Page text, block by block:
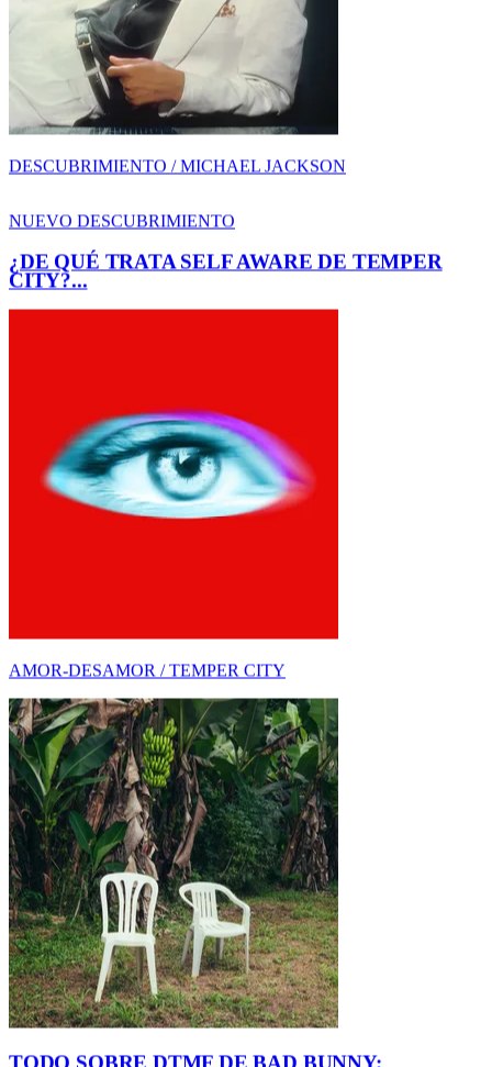
¿DE QUÉ TRATA SELF AWARE DE TEMPER
CITY?...
AMOR-DESAMOR / TEMPER CITY
TODO SOBRE DTMF DE BAD BUNNY:
ANÁLISIS D...
AMOR-DESAMOR / BAD BUNNY
NUEVO DESCUBRIMIENTO
LA HISTORIA DETRÁS DE END OF BEGINNING
D...